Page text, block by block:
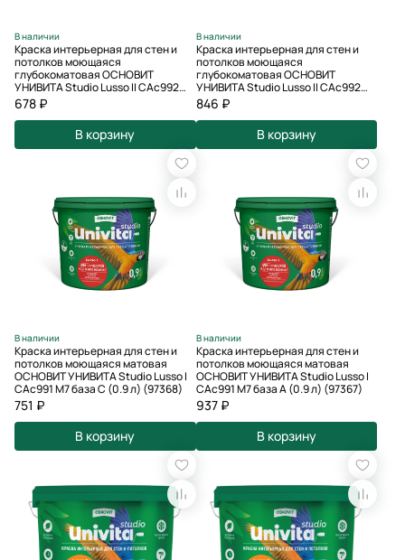
В наличии
Краска интерьерная для стен и
потолков моющаяся
глубокоматовая ОСНОВИТ
УНИВИТА Studio Lusso II САс992
СМ3 база С (0.9 л) (98471)
678 ₽
В корзину
В наличии
Краска интерьерная для стен и
потолков моющаяся
глубокоматовая ОСНОВИТ
УНИВИТА Studio Lusso II САс992
СМ3 база А (0.9 л) (98470)
846 ₽
В корзину
В наличии
Краска интерьерная для стен и
потолков моющаяся матовая
ОСНОВИТ УНИВИТА Studio Lusso I
САс991 М7 база С (0.9 л) (97368)
751 ₽
В корзину
В наличии
Краска интерьерная для стен и
потолков моющаяся матовая
ОСНОВИТ УНИВИТА Studio Lusso I
САс991 М7 база А (0.9 л) (97367)
937 ₽
В корзину